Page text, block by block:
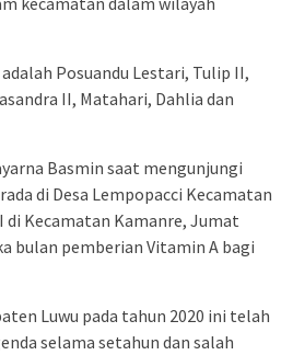
Posuandu Lestari, Tulip II,
II, Matahari, Dahlia dan
Basmin saat mengunjungi
di Desa Lempopacci Kecamatan
di Kecamatan Kamanre, Jumat
bulan pemberian Vitamin A bagi
Luwu pada tahun 2020 ini telah
selama setahun dan salah